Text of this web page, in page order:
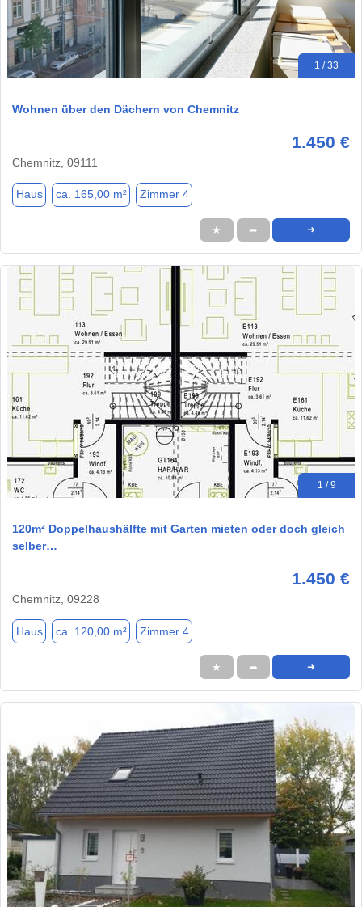
1 / 33
Wohnen über den Dächern von Chemnitz
1.450 €
Chemnitz, 09111
Haus ca. 165,00 m² Zimmer 4
★ ➦ ➜
1 / 9
120m² Doppelhaushälfte mit Garten mieten oder doch gleich
selber…
1.450 €
Chemnitz, 09228
Haus ca. 120,00 m² Zimmer 4
★ ➦ ➜